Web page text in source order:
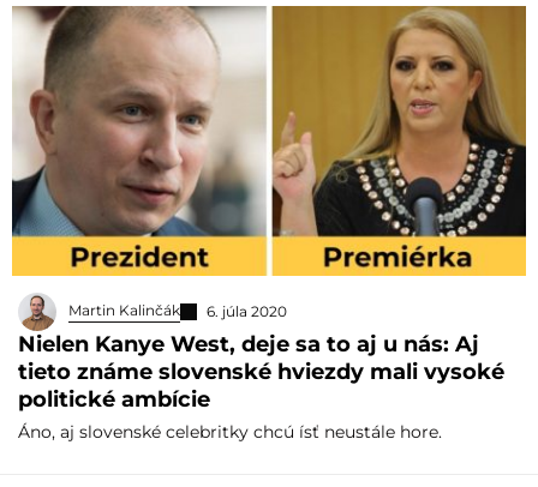
Martin Kalinčák 6. júla 2020
Nielen Kanye West, deje sa to aj u nás: Aj
tieto známe slovenské hviezdy mali vysoké
politické ambície
Áno, aj slovenské celebritky chcú ísť neustále hore.